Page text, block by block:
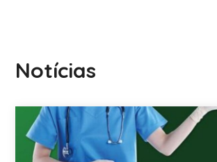
Notícias